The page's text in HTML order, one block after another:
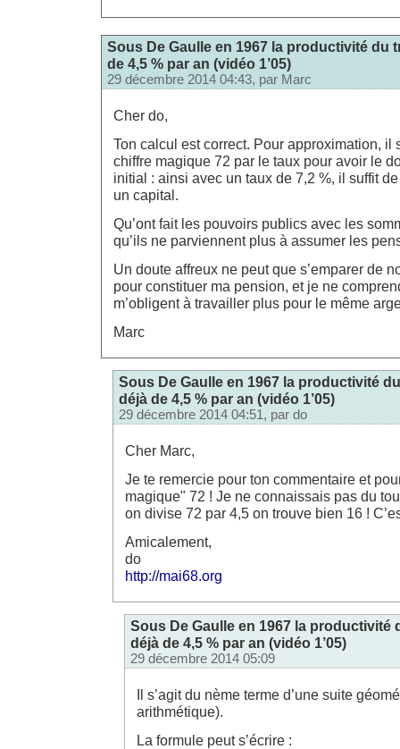
Sous De Gaulle en 1967 la productivité du
de 4,5 % par an (vidéo 1’05)
29 décembre 2014 04:43, par Marc
Cher do,
Ton calcul est correct. Pour approximation, il
chiffre magique 72 par le taux pour avoir le
initial : ainsi avec un taux de 7,2 %, il suffit
un capital.
Qu’ont fait les pouvoirs publics avec les
qu’ils ne parviennent plus à assumer les
Un doute affreux ne peut que s’emparer de
pour constituer ma pension, et je ne
m’obligent à travailler plus pour le même
Marc
Sous De Gaulle en 1967 la productivité
déjà de 4,5 % par an (vidéo 1’05)
29 décembre 2014 04:51, par do
Cher Marc,
Je te remercie pour ton commentaire et
magique" 72 ! Je ne connaissais pas du
on divise 72 par 4,5 on trouve bien 16 !
Amicalement,
do
http://mai68.org
Sous De Gaulle en 1967 la productivité
déjà de 4,5 % par an (vidéo 1’05)
29 décembre 2014 05:09
Il s’agit du nème terme d’une suite
arithmétique).
La formule peut s’écrire :